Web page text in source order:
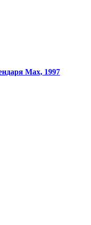
Max, 1997